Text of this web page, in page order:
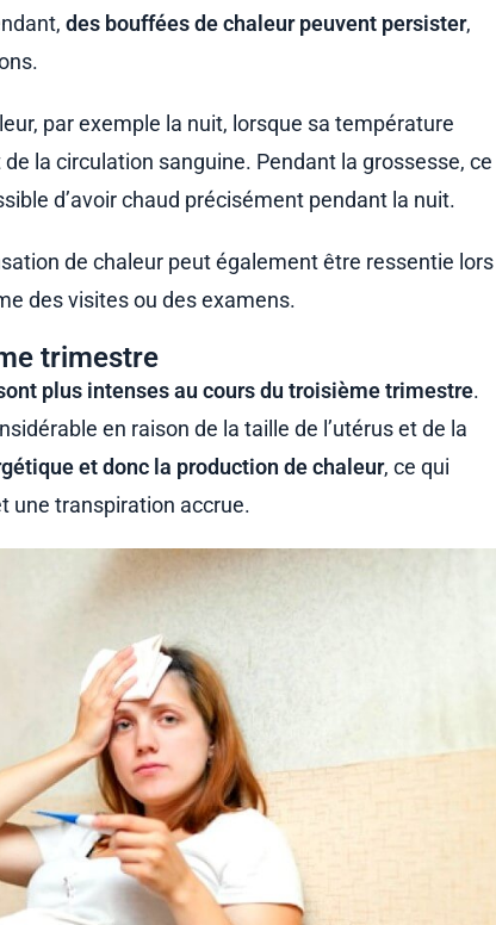
des bouffées de chaleur peuvent persister,
par exemple la nuit, lorsque sa température
la circulation sanguine. Pendant la grossesse, ce
d’avoir chaud précisément pendant la nuit.
de chaleur peut également être ressentie lors
des visites ou des examens.
trimestre
plus intenses au cours du troisième trimestre.
en raison de la taille de l’utérus et de la
et donc la production de chaleur, ce qui
une transpiration accrue.